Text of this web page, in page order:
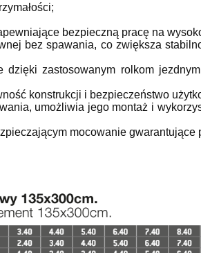
aluminiowe
- wysokość robocza
8,40m
21 159,20 zł
23 510,22 zł
cena:23 510,22 zł
Drabina
poręczą
bezpieczną pracę na
bez spawania, co zwiększa
dzięki zastosowanym rolkom
konstrukcji i bezpieczeństwo
umożliwia jego montaż i
mocowanie gwarantujące